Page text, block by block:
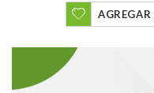
AGREGAR